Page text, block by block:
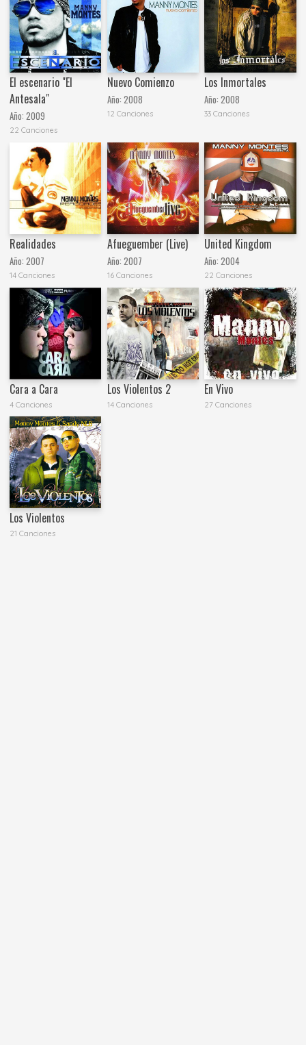
El escenario "El
Antesala"
Año:2009
22 Canciones
Nuevo Comienzo
Año: 2008
12 Canciones
Los Inmortales
Año:2008
33 Canciones
Realidades
Año:2007
14 Canciones
Afueguember (Live)
Año: 2007
16 Canciones
United Kingdom
Año:2004
22 Canciones
Cara a Cara
4 Canciones
Los Violentos 2
14 Canciones
En Vivo
27 Canciones
Los Violentos
21 Canciones